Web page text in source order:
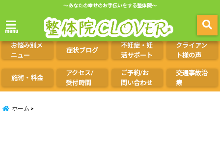
～あなたの幸せのお手伝いをする整体院～
menu
お悩み別メ
ニュー
症状ブログ
不妊症・妊
活サポート
クライアン
ト様の声
施術・料金
アクセス/
受付時間
ご予約/お
問い合わせ
交通事故治
療
ホーム